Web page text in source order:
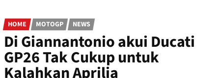
HOME MOTOGP NEWS
Di Giannantonio akui Ducati
GP26 Tak Cukup untuk
Kalahkan Aprilia